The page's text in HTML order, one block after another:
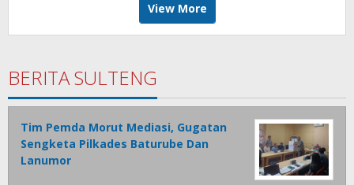
View More
BERITA SULTENG
Tim Pemda Morut Mediasi, Gugatan
Sengketa Pilkades Baturube Dan
Lanumor